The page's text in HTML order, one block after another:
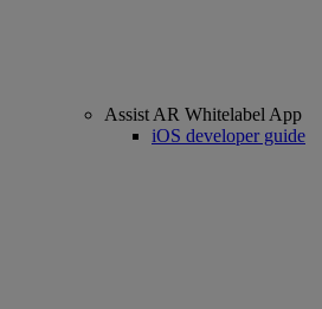
Assist AR Whitelabel App
iOS developer guide